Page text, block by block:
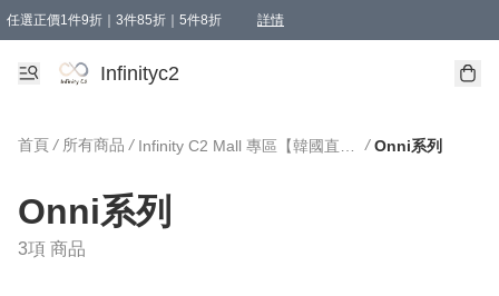
任選正價1件9折｜3件85折｜5件8折 詳情
精選商品，任選買1件或以上減HKD 20.00；買2件或以上減HKD 60.00；買3件
Infinityc2 wears 滿$800免運費
Bucks & Leather 滿$1000免運費
Infinityc2
首頁 / 所有商品 / / Onni系列
Onni系列
3項 商品